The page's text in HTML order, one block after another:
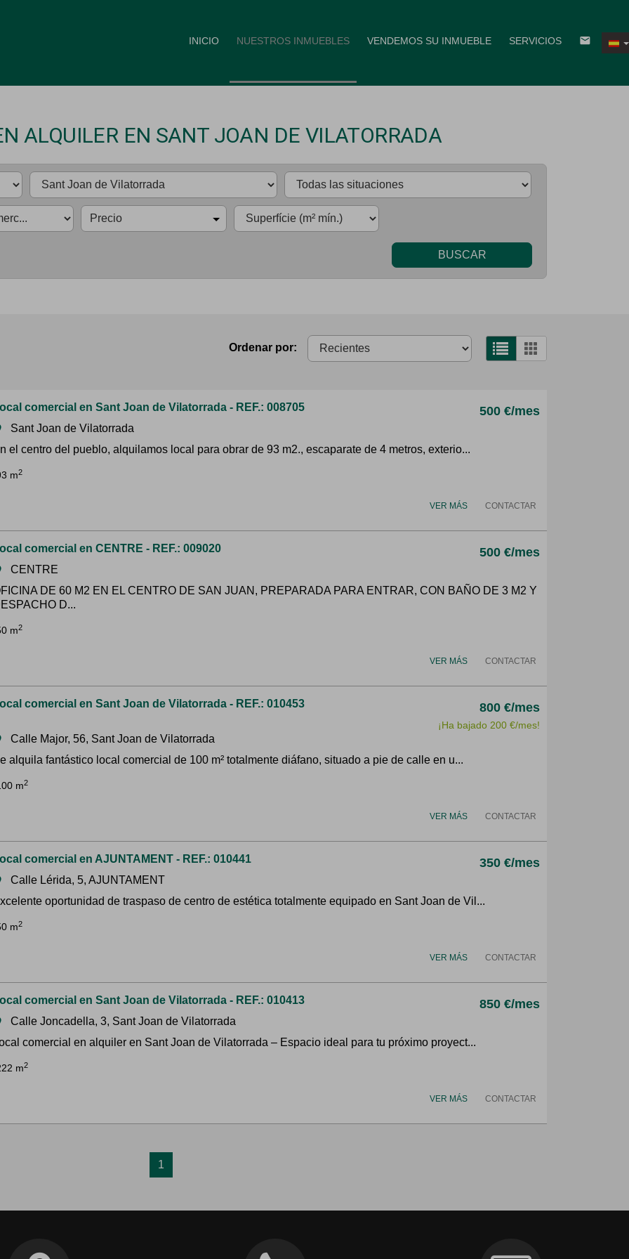
INICIO NUESTROS INMUEBLES VENDEMOS SU INMUEBLE SERVICIOS email
ALQUILER EN SANT JOAN DE VILATORRADA
Precio
BUSCAR
Ordenar por:
comercial en Sant Joan de Vilatorrada - REF.: 008705 500 €/mes
Sant Joan de Vilatorrada
el centro del pueblo, alquilamos local para obrar de 93 m2., escaparate de 4 metros, exterio...
m2
CONTACTAR
VER MÁS
comercial en CENTRE - REF.: 009020 500 €/mes
CENTRE
DE 60 M2 EN EL CENTRO DE SAN JUAN, PREPARADA PARA ENTRAR, CON BAÑO DE 3 M2 Y
D...
m2
CONTACTAR
VER MÁS
comercial en Sant Joan de Vilatorrada - REF.: 010453 800 €/mes
¡Ha bajado 200 €/mes!
Calle Major, 56, Sant Joan de Vilatorrada
alquila fantástico local comercial de 100 m² totalmente diáfano, situado a pie de calle en u...
m2
CONTACTAR
VER MÁS
comercial en AJUNTAMENT - REF.: 010441 350 €/mes
Calle Lérida, 5, AJUNTAMENT
oportunidad de traspaso de centro de estética totalmente equipado en Sant Joan de Vil...
m2
CONTACTAR
VER MÁS
comercial en Sant Joan de Vilatorrada - REF.: 010413 850 €/mes
Calle Joncadella, 3, Sant Joan de Vilatorrada
comercial en alquiler en Sant Joan de Vilatorrada – Espacio ideal para tu próximo proyect...
m2
CONTACTAR
VER MÁS
1